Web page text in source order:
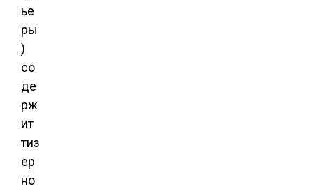
ье
ры
)
со
де
рж
ит
тиз
ер
но